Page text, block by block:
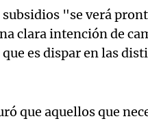
"se verá
clara intención de
es dispar en las
que aquellos que